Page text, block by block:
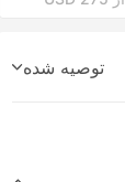
توصیه شده